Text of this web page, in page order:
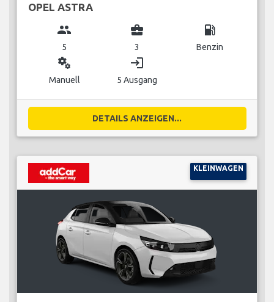
OPEL ASTRA
group
5
business_center
3
local_gas_station
Benzin
miscellaneous_services
Manuell
login
5 Ausgang
DETAILS ANZEIGEN...
KLEINWAGEN